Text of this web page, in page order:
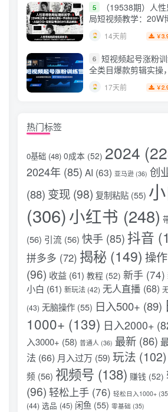
5
（19538期）人
局短视频教学：20W
授×标准化流程×字幕
计×AI提示词×橱窗带
14天前 ￥
6 短视频起号涨粉训
全类目爆款剪辑实操
节奏规划复盘落地教
17天前 ￥
热门标签
0基础 (48) 0成本 (52) 2024
2024年 (85) AI (63) 亚马逊 (36) 创
(88) 变现 (98) 复制粘贴 (55)
(306)小红书 (248)
(56) 引流 (56) 快手 (85) 抖音
拼多多 (72) 揭秘 (149) 操
(96) 收益 (61) 教程 (52) 新手 (74)
小白 (61) 新玩法 (42) 无人直播 (68)
(43) 无脑操作 (55) 日入500+ (89)
1000+ (139) 日入2000+
入3000+ (58) 普通人 (36) 最新 (86)
法 (66) 月入过万 (59) 玩法 (102)
频 (56) 视频号 (138) 赚钱 (52)
(96) 轻松上手 (76) 轻松日入1000+
(44) 选品 (45) 闲鱼 (55) 零基础 (35)